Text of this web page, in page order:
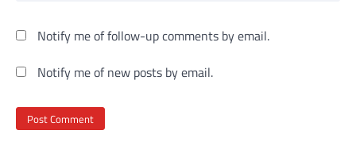
Notify me of follow-up comments by email.
Notify me of new posts by email.